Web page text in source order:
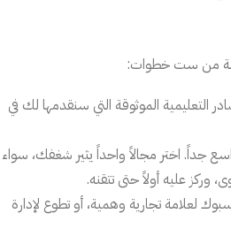
من ست خطوات:
التعليمية الموثوقة التي سنقدمها لك في
جداً. اختر مجالاً واحداً يثير شغفك، سواء
لعلامة تجارية وهمية، أو تطوع لإدارة